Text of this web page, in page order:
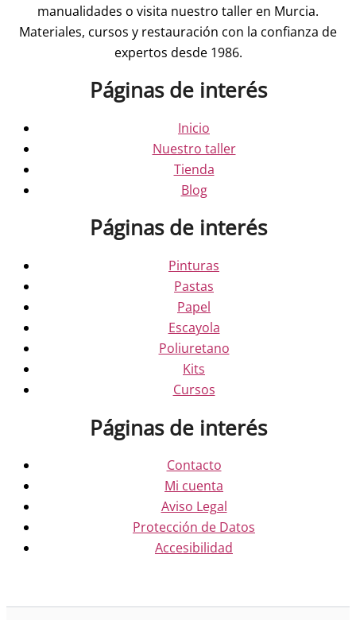
manualidades o visita nuestro taller en Murcia.
Materiales, cursos y restauración con la confianza de
expertos desde 1986.
Páginas de interés
Inicio
Nuestro taller
Tienda
Blog
Páginas de interés
Pinturas
Pastas
Papel
Escayola
Poliuretano
Kits
Cursos
Páginas de interés
Contacto
Mi cuenta
Aviso Legal
Protección de Datos
Accesibilidad